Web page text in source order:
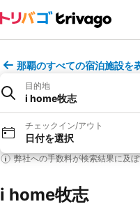
那覇のすべての宿泊施設を
目的地
i home牧志
チェックイン/アウト
日付を選択
弊社への手数料が検索結果に及
i home牧志